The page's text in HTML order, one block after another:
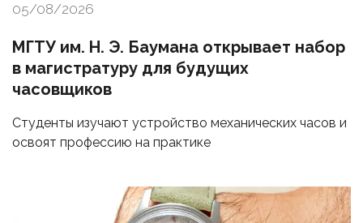
05/08/2026
МГТУ им. Н. Э. Баумана открывает набор
в магистратуру для будущих
часовщиков
Студенты изучают устройство механических часов и
освоят профессию на практике